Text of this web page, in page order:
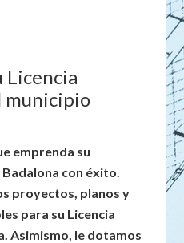
Licencia
municipio
emprenda su
con éxito.
proyectos, planos y
para su Licencia
Asimismo, le dotamos